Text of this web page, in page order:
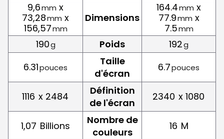
9,6mm x
73,28mm x
156,57mm
Dimensions
164.4mm x
77.9mm x
7.5mm
190g Poids 192g
6.31pouces
Taille
d'écran
6.7pouces
1116 x 2484
Définition
de l'écran
2340 x 1080
1,07 Billions
Nombre de
couleurs
16 M